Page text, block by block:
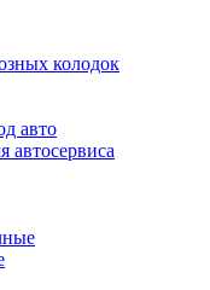
колодок
авто
автосервиса